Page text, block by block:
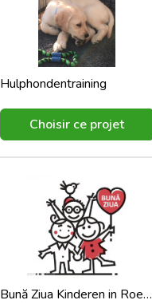
Hulphondentraining
Choisir ce projet
Bună Ziua Kinderen in Roemenië